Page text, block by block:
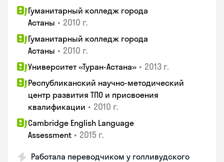
Гуманитарный колледж города
Астаны • 2010 г.
Гуманитарный колледж города
Астаны • 2010 г.
Университет «Туран-Астана» • 2013 г.
Республиканский научно-методический
центр развития ТПО и присвоения
квалификации • 2010 г.
Cambridge English Language
Assessment • 2015 г.
Работала переводчиком у голливудского